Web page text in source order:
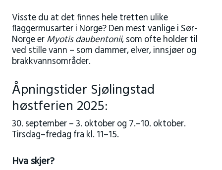
Visste du at det finnes hele tretten ulike
flaggermusarter i Norge? Den mest vanlige i Sør-
Norge erMyotis daubentonii, som ofte holder til
ved stille vann – som dammer, elver, innsjøer og
brakkvannsområder.
Åpningstider Sjølingstad
høstferien 2025:
30. september – 3. oktober og 7.–10. oktober.
Tirsdag–fredag fra kl. 11–15.
Hva skjer?